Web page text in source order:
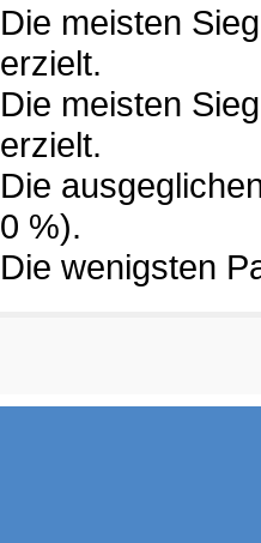
Die meisten
erzielt.
Die meisten
erzielt.
Die
0 %).
Die wenigsten